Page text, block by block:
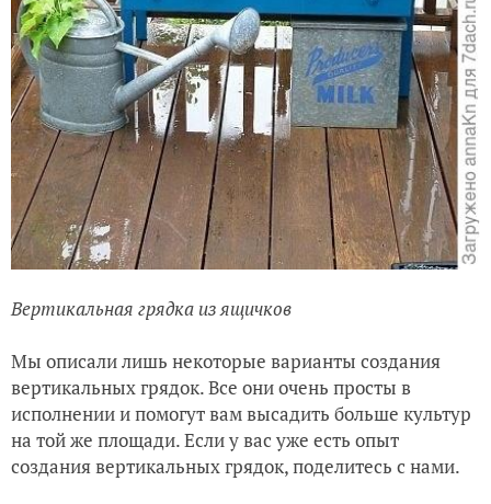
Вертикальная грядка из ящичков
Мы описали лишь некоторые варианты создания
вертикальных грядок. Все они очень просты в
исполнении и помогут вам высадить больше культур
на той же площади. Если у вас уже есть опыт
создания вертикальных грядок, поделитесь с нами.